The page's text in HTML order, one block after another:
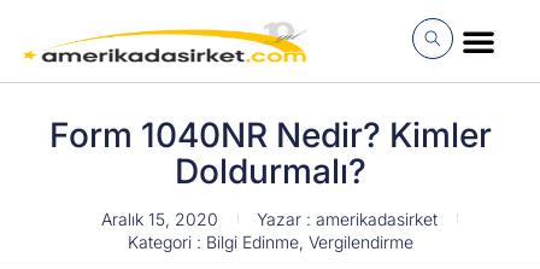
atla
Form 1040NR Nedir? Kimler
Doldurmalı?
Aralık 15, 2020 Yazar : amerikadasirket
Kategori : Bilgi Edinme, Vergilendirme